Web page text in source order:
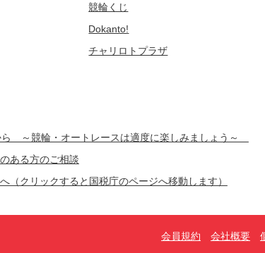
競輪くじ
Dokanto!
チャリロトプラザ
ら ～競輪・オートレースは適度に楽しみましょう～
ある方のご相談
（クリックすると国税庁のページへ移動します）
会員規約 会社概要